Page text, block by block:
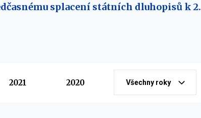
splacení státních dluhopisů k 2.
2021 2020 Všechny roky